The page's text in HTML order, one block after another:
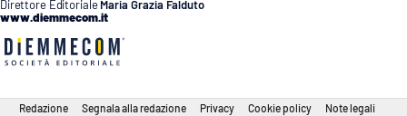
Direttore Editoriale Maria Grazia Falduto
www.diemmecom.it
Redazione Segnala alla redazione Privacy Cookie policy Note legali